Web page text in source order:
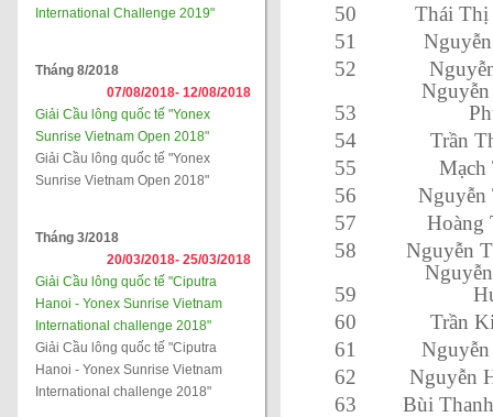
International Challenge 2019"
Tháng 8/2018
07/08/2018- 12/08/2018
Giải Cầu lông quốc tế "Yonex
Sunrise Vietnam Open 2018"
Giải Cầu lông quốc tế "Yonex
Sunrise Vietnam Open 2018"
Tháng 3/2018
20/03/2018- 25/03/2018
Giải Cầu lông quốc tế "Ciputra
Hanoi - Yonex Sunrise Vietnam
International challenge 2018"
Giải Cầu lông quốc tế "Ciputra
Hanoi - Yonex Sunrise Vietnam
International challenge 2018"
50
Thái Thị
51
52
53
54
Trần
55
Mạch
56
57
Hoàng
58
Nguyễn
59
60
Trần
61
62
Nguyễn
63
Bùi